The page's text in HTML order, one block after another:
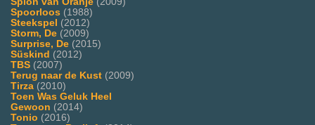
Spoorloos (1988)
Steekspel (2012)
Storm, De (2009)
Surprise, De (2015)
Süskind (2012)
TBS (2007)
Terug naar de Kust (2009)
Tirza (2010)
Toen Was Geluk Heel
Gewoon (2014)
Tonio (2016)